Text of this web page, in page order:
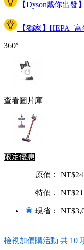
【Dyson戴你出發
【獨家】HEPA+
360°
查看圖片庫
限定優惠
原價：
特價：
現省：
檢視加價購活動 共 10